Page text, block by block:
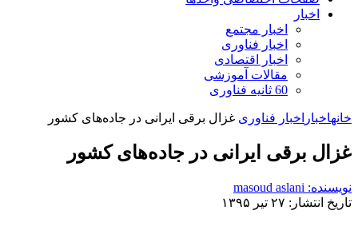
اخبار
اخبار مجتمع
اخبار فناوری
اخبار اقتصادی
مقالات آموزشی
60 ثانیه فناوری
خانهاخبار اخبار فناوری غزال برقی ایرانی در جاده‌های کشور
غزال برقی ایرانی در جاده‌های کشور
نویسنده: masoud aslani
تاریخ انتشار: ۲۷ تیر ۱۳۹۵